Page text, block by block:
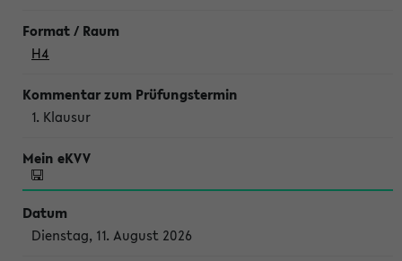
H4
1. Klausur
Dienstag, 11. August 2026